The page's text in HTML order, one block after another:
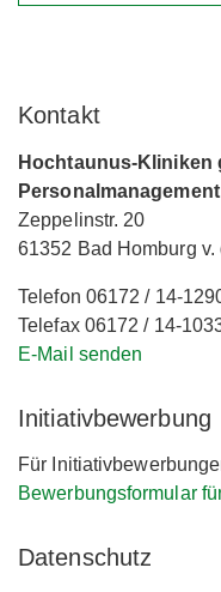
Kontakt
Hochtaunus-Kliniken
Zeppelinstr. 20
61352 Bad Homburg v.
Telefon 06172 / 14-
Telefax 06172 / 14-
E-Mail senden
Initiativbewerbung
Für
Bewerbungsformular
Datenschutz